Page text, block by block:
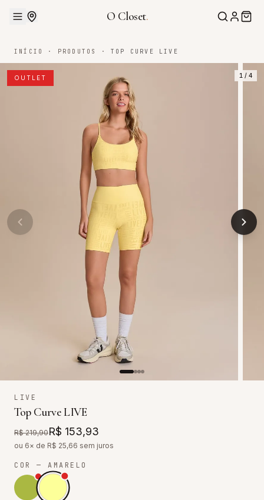
O Closet.
INÍCIO · PRODUTOS · TOP CURVE LIVE
OUTLET 1 / 4
LIVE
Top Curve LIVE
R$ 219,90R$ 153,93
ou 6× de R$ 25,66 sem juros
COR — AMARELO